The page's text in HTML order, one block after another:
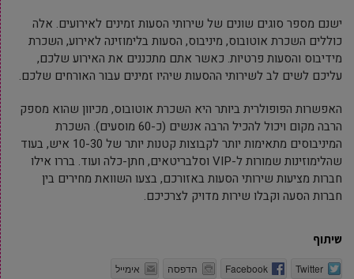
ישנם מספר סוגים שונים של שירותי הסעות זמינים לאירועים. אלה
כוללים השכרת אוטובוס, מיניבוס, הסעות בלימוזינה לאירוע, השכרת
מידיבוס והסעות פרטיות. כאשר אתם מתכננים את האירוע שלכם,
עליכם לשים לב לשירותי ההסעות שיהיו זמינים עבור האורחים שלכם.
האפשרות הפופולרית ביותר היא השכרת אוטובוס, מכיוון שהוא מספק
הרבה מקום ויכול להכיל הרבה אנשים (כ-60 מוסעים). השכרת
המיניבוסים מתאימות יותר לקבוצות קטנות יותר של 10-30 איש, בעוד
שהלימוזינות שמורות ל-VIP וסלבריטאים, חתן-כלה ועוד. בררו אילו
חברות מציעות שירותי הסעות באזורכם, בצעו השוואת מחירים בין
חברות הסעה וקבלו שירות מדויק לצרכיכם.
שיתוף
Twitter
Facebook הדפסה אימייל